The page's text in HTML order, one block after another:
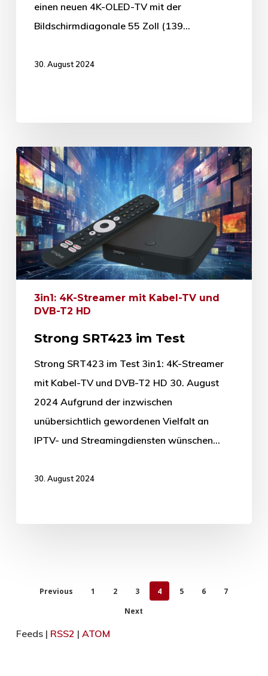
einen neuen 4K-OLED-TV mit der
Bildschirmdiagonale 55 Zoll (139…
30. August 2024
3in1: 4K-Streamer mit Kabel-TV und
DVB-T2 HD
Strong SRT423 im Test
Strong SRT423 im Test 3in1: 4K-Streamer
mit Kabel-TV und DVB-T2 HD 30. August
2024 Aufgrund der inzwischen
unübersichtlich gewordenen Vielfalt an
IPTV- und Streamingdiensten wünschen…
30. August 2024
Previous 1 2 3 4 5 6
7
Next
Feeds | RSS2 | ATOM